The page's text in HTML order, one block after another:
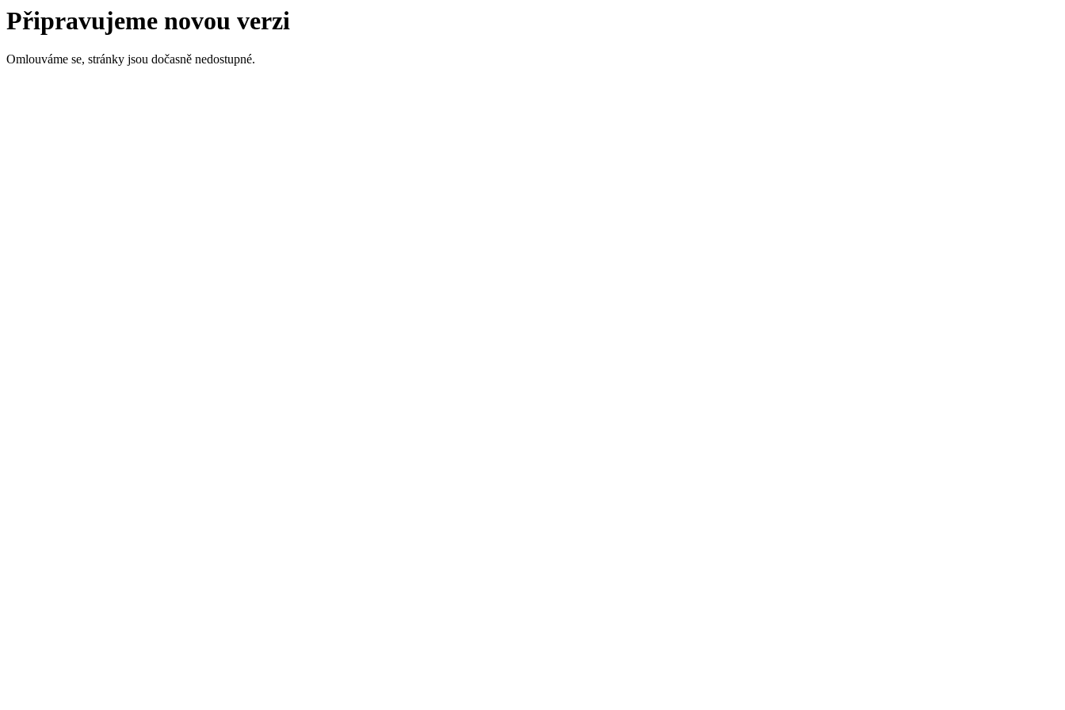
Připravujeme novou verzi
Omlouváme se, stránky jsou dočasně nedostupné.